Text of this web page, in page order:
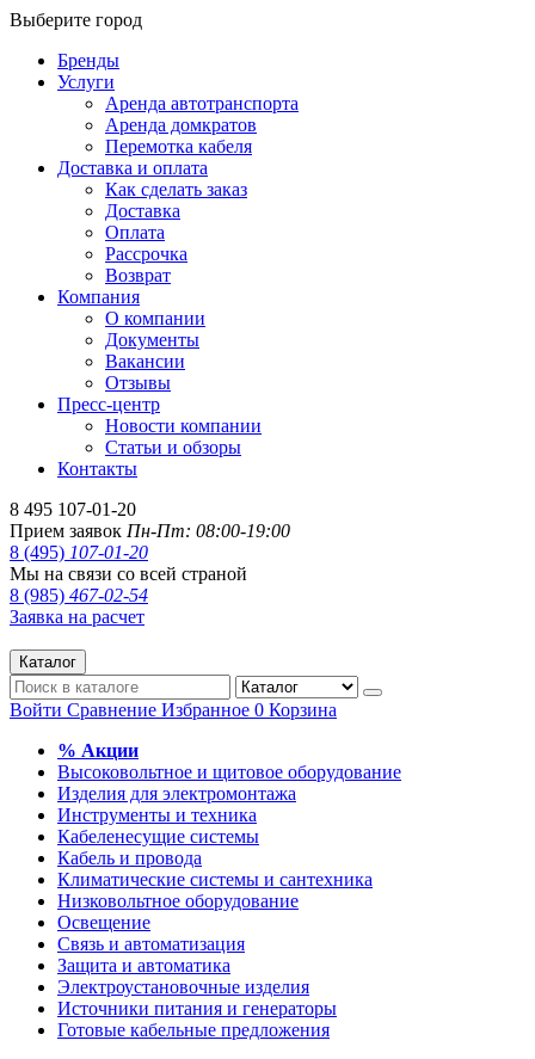
Выберите город
Бренды
Услуги
Аренда автотранспорта
Аренда домкратов
Перемотка кабеля
Доставка и оплата
Как сделать заказ
Доставка
Оплата
Рассрочка
Возврат
Компания
О компании
Документы
Вакансии
Отзывы
Пресс-центр
Новости компании
Статьи и обзоры
Контакты
8 495 107-01-20
Прием заявок Пн-Пт: 08:00-19:00
8 (495) 107-01-20
Мы на связи со всей страной
8 (985) 467-02-54
Заявка на расчет
Каталог
Войти Сравнение Избранное 0 Корзина
% Акции
Высоковольтное и щитовое оборудование
Изделия для электромонтажа
Инструменты и техника
Кабеленесущие системы
Кабель и провода
Климатические системы и сантехника
Низковольтное оборудование
Освещение
Связь и автоматизация
Защита и автоматика
Электроустановочные изделия
Источники питания и генераторы
Готовые кабельные предложения